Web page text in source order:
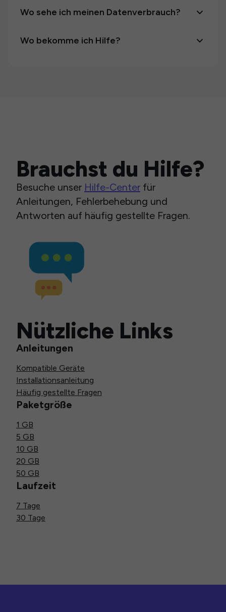
Wo sehe ich meinen Datenverbrauch?
Wo bekomme ich Hilfe?
Brauchst du Hilfe?
Besuche unser Hilfe-Center für
Anleitungen, Fehlerbehebung und
Antworten auf häufig gestellte Fragen.
Nützliche Links
Anleitungen
Kompatible Geräte
Installationsanleitung
Häufig gestellte Fragen
Paketgröße
1 GB
5 GB
10 GB
20 GB
50 GB
Laufzeit
7 Tage
30 Tage